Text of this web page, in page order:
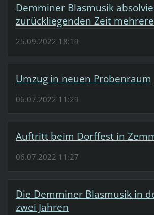
Demminer Blasmusik
zurückliegenden Zeit
25.09.2022 18:19
Umzug in neuen Probenraum
06.07.2022 11:29
Auftritt beim Dorffest in
06.07.2022 11:27
Die Demminer Blasmusik in
zwei Jahren